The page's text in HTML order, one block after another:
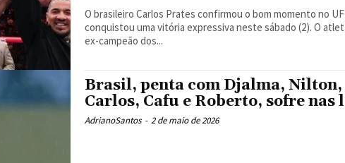
O brasileiro Carlos Prates confirmou o bom momento no
conquistou uma vitória expressiva neste sábado (2). O
ex-campeão dos...
Brasil, penta com Djalma, Nilton,
Carlos, Cafu e Roberto, sofre nas
AdrianoSantos - 2 de maio de 2026